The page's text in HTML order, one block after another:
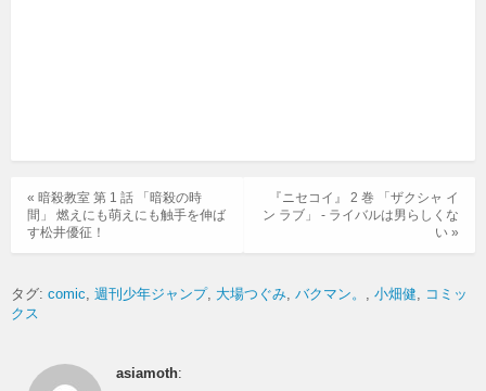
『ニセコイ』 2 巻 「ザクシャ イ
ン ラブ」 - ライバルは男らしくな
い »
« 暗殺教室 第 1 話 「暗殺の時
間」 燃えにも萌えにも触手を伸ば
す松井優征！
タグ: comic 週刊少年ジャンプ 大場つぐみ バクマン。 小畑健
コミッ
クス
asiamoth: